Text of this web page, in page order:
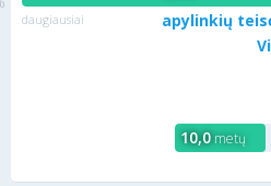
daugiausiai apylinkių
10,0 metų